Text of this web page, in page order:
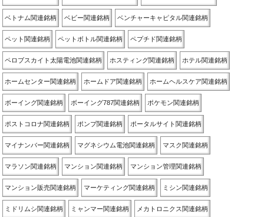
ベトナム関連銘柄 ベビー関連銘柄 ベンチャーキャピタル関連銘柄
ペット関連銘柄 ペットボトル関連銘柄 ペプチド関連銘柄
ペロブスカイト太陽電池関連銘柄 ホスティング関連銘柄 ホテル関連銘柄
ホームセンター関連銘柄 ホームドア関連銘柄 ホームヘルスケア関連銘柄
ボーイング関連銘柄 ボーイング787関連銘柄 ポケモン関連銘柄
ポストコロナ関連銘柄 ポンプ関連銘柄 ポータルサイト関連銘柄
マイナンバー関連銘柄 マグネシウム電池関連銘柄 マスク関連銘柄
マラソン関連銘柄 マンション関連銘柄 マンション管理関連銘柄
マンション販売関連銘柄 マーケティング関連銘柄 ミシン関連銘柄
ミドリムシ関連銘柄 ミャンマー関連銘柄 メカトロニクス関連銘柄